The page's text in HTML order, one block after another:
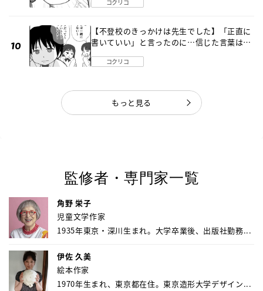
コクリコ
【不登校のきっかけは先生でした】「正直に
書いていい」と言ったのに…信じた言葉は噓
コクリコ
もっと見る
監修者・専門家一覧
角野 栄子
児童文学作家
1935年東京・深川生まれ。大学卒業後、出版社勤務...
伊佐 久美
絵本作家
1970年生まれ、東京都在住。東京造形大学デザイン...